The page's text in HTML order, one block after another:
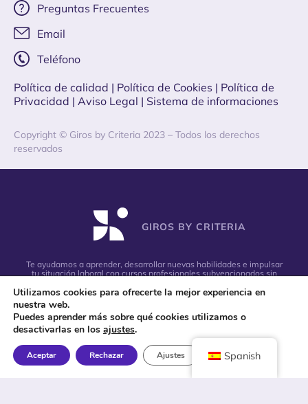
Política de calidad | Política de Cookies | Política de
Privacidad | Aviso Legal | Sistema de informaciones
Copyright © Giros by Criteria 2023 – Todos los derechos
reservados
Preguntas Frecuentes
Email
Teléfono
GIROS BY CRITERIA
Te ayudamos a aprender, desarrollar nuevas habilidades e impulsar
tu situación laboral con cursos profesionales subvencionados sin
Spanish
Utilizamos cookies para ofrecerte la mejor experiencia en
nuestra web.
Puedes aprender más sobre qué cookies utilizamos o
desactivarlas en los ajustes.
Aceptar Rechazar Ajustes